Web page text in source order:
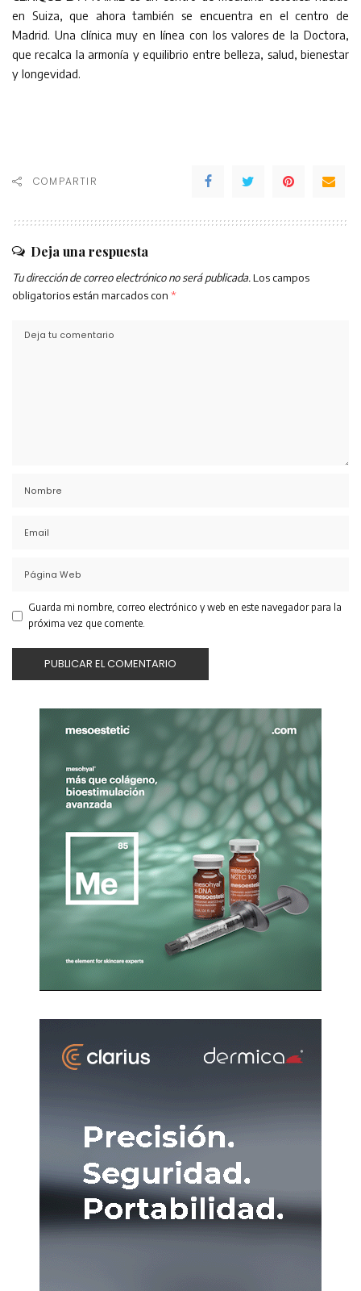
en Suiza, que ahora también se encuentra en el centro de
Madrid. Una clínica muy en línea con los valores de la Doctora,
que recalca la armonía y equilibrio entre belleza, salud, bienestar
y longevidad.
COMPARTIR
Deja una respuesta
Tu dirección de correo electrónico no será publicada. Los campos
obligatorios están marcados con *
Guarda mi nombre, correo electrónico y web en este navegador para la
próxima vez que comente.